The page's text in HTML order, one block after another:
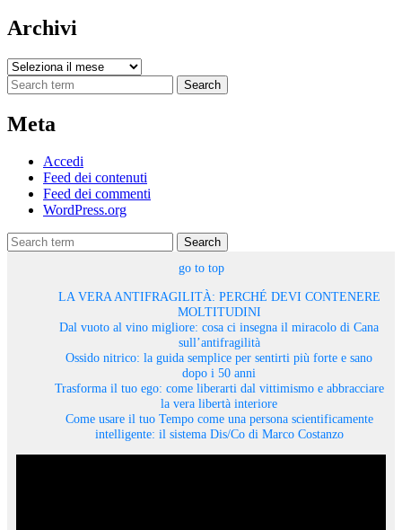
Archivi
Archivi
Search
Meta
Accedi
Feed dei contenuti
Feed dei commenti
WordPress.org
Search
go to top
LA VERA ANTIFRAGILITÀ: PERCHÉ DEVI CONTENERE
MOLTITUDINI
Dal vuoto al vino migliore: cosa ci insegna il miracolo di Cana
sull’antifragilità
Ossido nitrico: la guida semplice per sentirti più forte e sano
dopo i 50 anni
Trasforma il tuo ego: come liberarti dal vittimismo e abbracciare
la vera libertà interiore
Come usare il tuo Tempo come una persona scientificamente
intelligente: il sistema Dis/Co di Marco Costanzo